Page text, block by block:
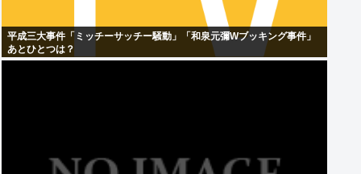
平成三大事件「ミッチーサッチー騒動」「和泉元彌Wブッキング事件」
あとひとつは？